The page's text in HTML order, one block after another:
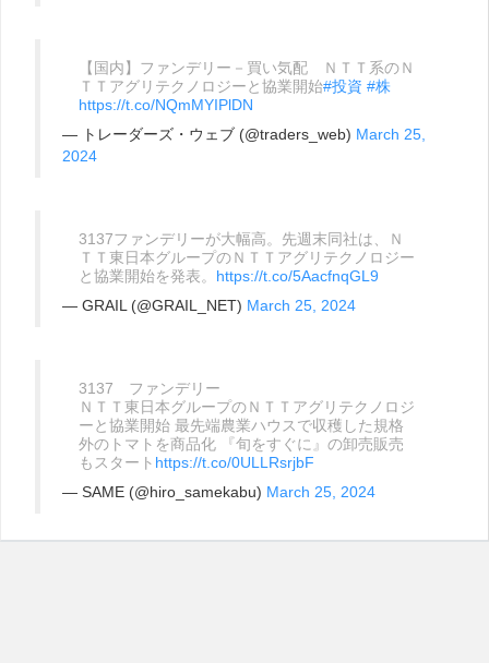
【国内】ファンデリー－買い気配 ＮＴＴ系のＮ
ＴＴアグリテクノロジーと協業開始#投資 #株
https://t.co/NQmMYIPlDN
— トレーダーズ・ウェブ (@traders_web) March 25,
2024
3137ファンデリーが大幅高。先週末同社は、Ｎ
ＴＴ東日本グループのＮＴＴアグリテクノロジー
と協業開始を発表。 https://t.co/5AacfnqGL9
— GRAIL (@GRAIL_NET) March 25, 2024
3137 ファンデリー
ＮＴＴ東日本グループのＮＴＴアグリテクノロジ
ーと協業開始 最先端農業ハウスで収穫した規格
外のトマトを商品化 『旬をすぐに』の卸売販売
もスタート https://t.co/0ULLRsrjbF
— SAME (@hiro_samekabu) March 25, 2024